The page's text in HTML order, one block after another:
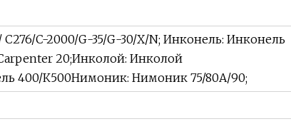
C-2000/G-35/G-30/X/N; Инконель: Инконель
20;Инколой: Инколой
400/К500Нимоник: Нимоник 75/80А/90;